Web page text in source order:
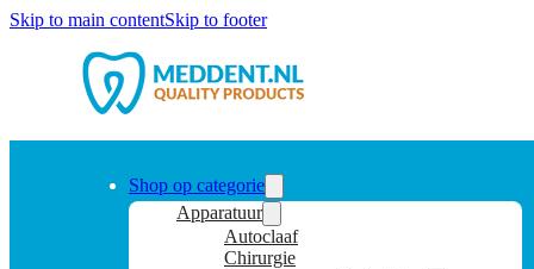
Skip to main contentSkip to footer
Shop op categorie
Apparatuur
Autoclaaf
Chirurgie